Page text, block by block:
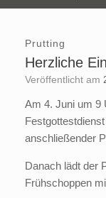
Prutting
Herzliche
Veröffentlicht am
Am 4. Juni um 9
anschließender
Danach lädt der
Frühschoppen